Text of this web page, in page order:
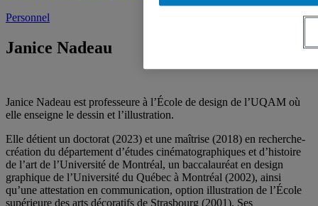
Personnel
Janice Nadeau
Janice Nadeau est professeure à l’École de design de l’UQAM où
elle enseigne le dessin et l’illustration.
Elle détient un doctorat (2023) et une maîtrise (2018) en recherche-
création du département d’études cinématographiques et d’histoire
de l’art de l’Université de Montréal, un baccalauréat en design
graphique de l’Université du Québec à Montréal (2002), ainsi
qu’une attestation en communication, option illustration de l’École
supérieure des arts décoratifs de Strasbourg (2001). Ses